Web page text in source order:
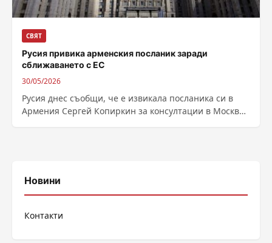
СВЯТ
Русия привика арменския посланик заради
сближаването с ЕС
30/05/2026
Русия днес съобщи, че е извикала посланика си в
Армения Сергей Копиркин за консултации в Москва
Новини
Контакти